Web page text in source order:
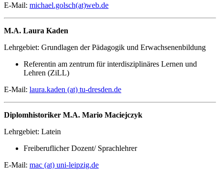
E-Mail: michael.golsch(at)web.de
M.A. Laura Kaden
Lehrgebiet: Grundlagen der Pädagogik und Erwachsenenbildung
Referentin am zentrum für interdisziplinäres Lernen und
Lehren (ZiLL)
E-Mail: laura.kaden (at) tu-dresden.de
Diplomhistoriker M.A. Mario Maciejczyk
Lehrgebiet: Latein
Freiberuflicher Dozent/ Sprachlehrer
E-Mail: mac (at) uni-leipzig.de